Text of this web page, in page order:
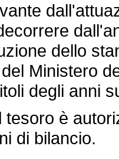
dello
Ministero
degli anni
è
di bilancio.